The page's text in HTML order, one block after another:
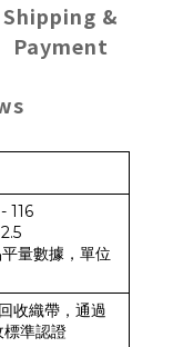
Shipping &
Payment
116
量數據，單位
收織帶，通過
準認證